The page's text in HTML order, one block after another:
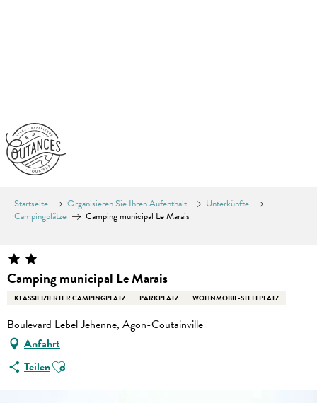
Startseite Organisieren Sie Ihren Aufenthalt
Unterkünfte
Campingplätze
Camping municipal Le Marais
Camping municipal Le Marais
KLASSIFIZIERTER CAMPINGPLATZ PARKPLATZ WOHNMOBIL-STELLPLATZ
Boulevard Lebel Jehenne, Agon-Coutainville
Anfahrt
TeilenAjouter aux favoris